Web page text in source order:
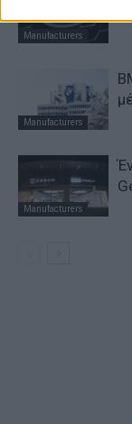
Manufacturers
Manufacturers
Manufacturers